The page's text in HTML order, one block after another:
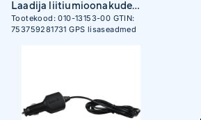
Laadija liitiumioonakude
jaoks
Tootekood:010-13153-00 GTIN:
753759281731 GPS lisaseadmed